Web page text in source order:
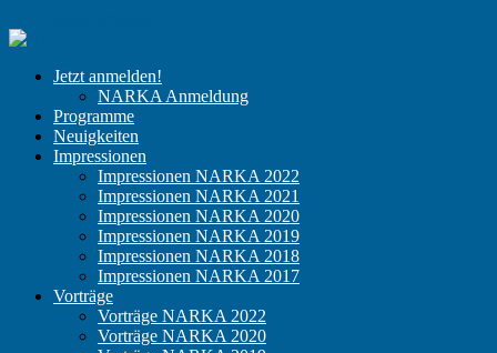
NARKA
niedergelassene
Anästhesisten
Jetzt anmelden!
NARKA Anmeldung
Programme
Neuigkeiten
Impressionen
Impressionen NARKA 2022
Impressionen NARKA 2021
Impressionen NARKA 2020
Impressionen NARKA 2019
Impressionen NARKA 2018
Impressionen NARKA 2017
Vorträge
Vorträge NARKA 2022
Vorträge NARKA 2020